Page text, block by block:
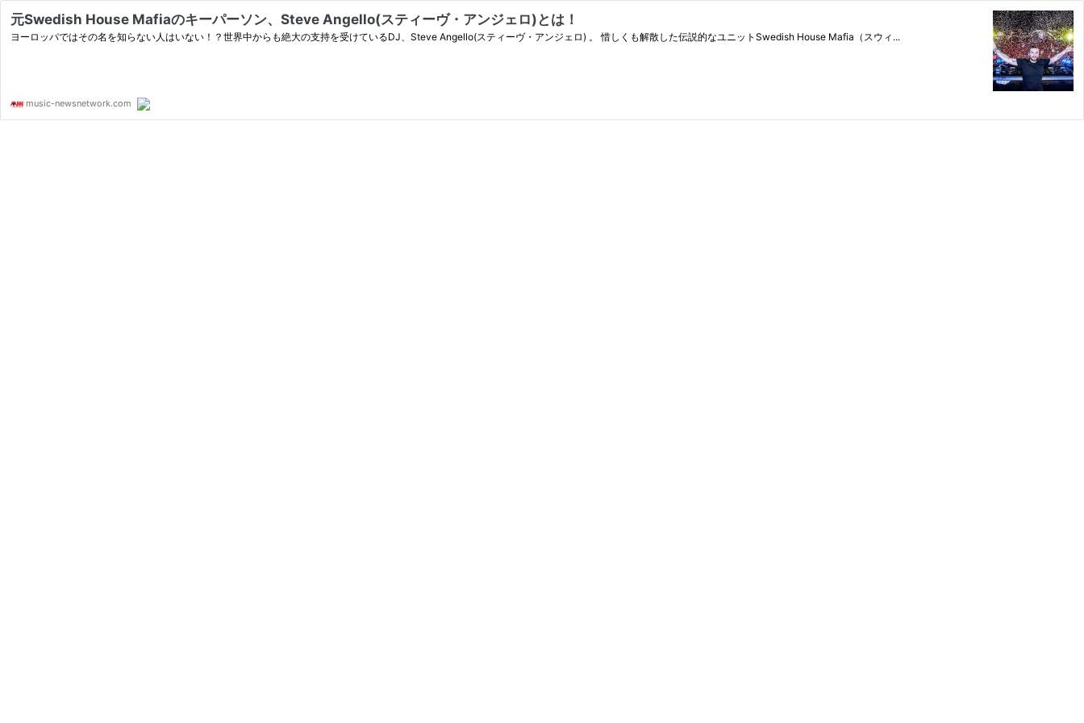
元Swedish House Mafiaのキーパーソン、Steve Angello(スティーヴ・アンジェロ)とは！
ヨーロッパではその名を知らない人はいない！？世界中からも絶大の支持を受けているDJ、Steve Angello(スティーヴ・アンジェロ) 。 惜しくも解散した伝説的なユニットSwedish House Mafia（スウィ...
music-newsnetwork.com